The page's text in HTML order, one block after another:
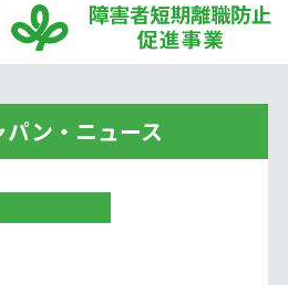
ン・ニュース